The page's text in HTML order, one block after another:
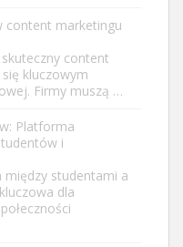
content marketingu
content
kluczowym
Firmy muszą …
Platforma
i
studentami a
dla